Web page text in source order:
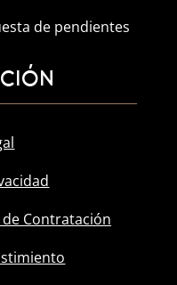
de pendientes
Contratación